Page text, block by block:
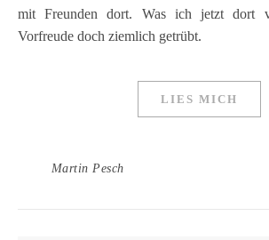
mit Freunden dort. Was ich jetzt dort
Vorfreude doch ziemlich getrübt.
LIES MICH
Martin Pesch